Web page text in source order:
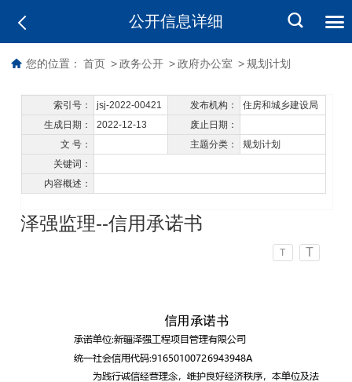
公开信息详细
您的位置： 首页 > 政务公开 > 政府办公室 > 规划计划
索引号： jsj-2022-00421 发布机构：
住房和城乡建设局
生成日期：
2022-12-13
废止日期：
文 号：
主题分类：
规划计划
关键词：
内容概述：
泽强监理--信用承诺书
T T